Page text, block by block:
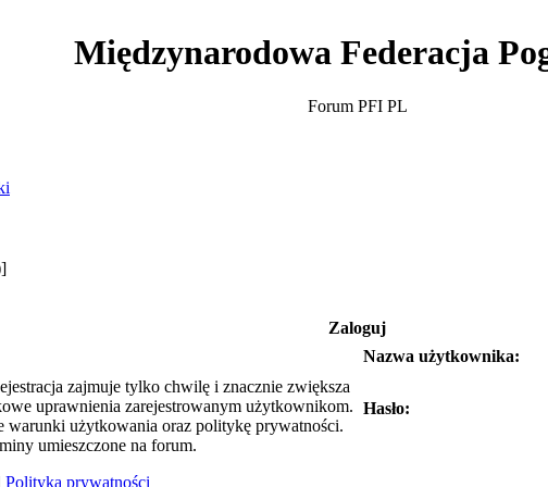
Międzynarodowa Federacja
Forum PFI PL
]
Zaloguj
zajmuje tylko chwilę i znacznie zwiększa
uprawnienia zarejestrowanym użytkownikom.
warunki użytkowania oraz politykę prywatności.
umieszczone na forum.
Polityka prywatności
Nazwa użytkownika:
Hasło: